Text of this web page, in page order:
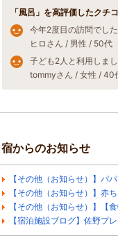
「風呂」を高評価したクチ
ヒロさん / 男性 / 50代
tommyさん / 女性 / 40
宿からのお知らせ
【その他（お知らせ）】パ
【その他（お知らせ）】赤
【その他（お知らせ）】【
【宿泊施設ブログ】佐野プ